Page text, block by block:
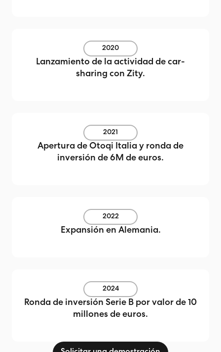
2020
Lanzamiento de la actividad de car-
sharing con Zity.
2021
Apertura de Otoqi Italia y ronda de
inversión de 6M de euros.
2022
Expansión en Alemania.
2024
Ronda de inversión Serie B por valor de 10
millones de euros.